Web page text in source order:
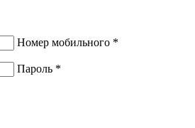
Номер мобильного *
Пароль *